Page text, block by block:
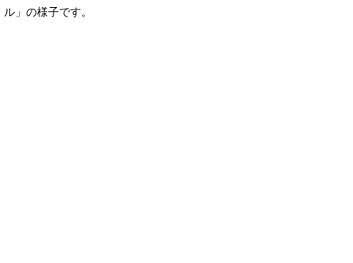
ル」の様子です。